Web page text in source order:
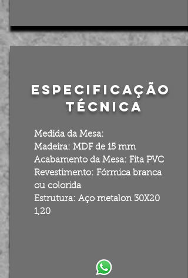
Especificação
Técnica
Medida da Mesa:
Madeira: MDF de 15 mm
Acabamento da Mesa: Fita PVC
Revestimento: Fórmica branca
ou colorida
Estrutura: Aço metalon 30X20
1,20